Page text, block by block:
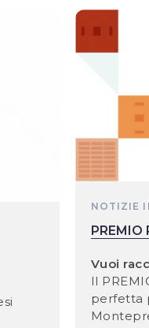
NOTIZIE
Vuoi
Il
perfetta